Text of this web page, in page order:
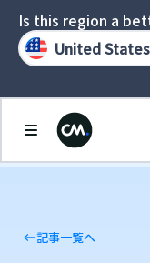
記事一覧へ
Is this region a
United